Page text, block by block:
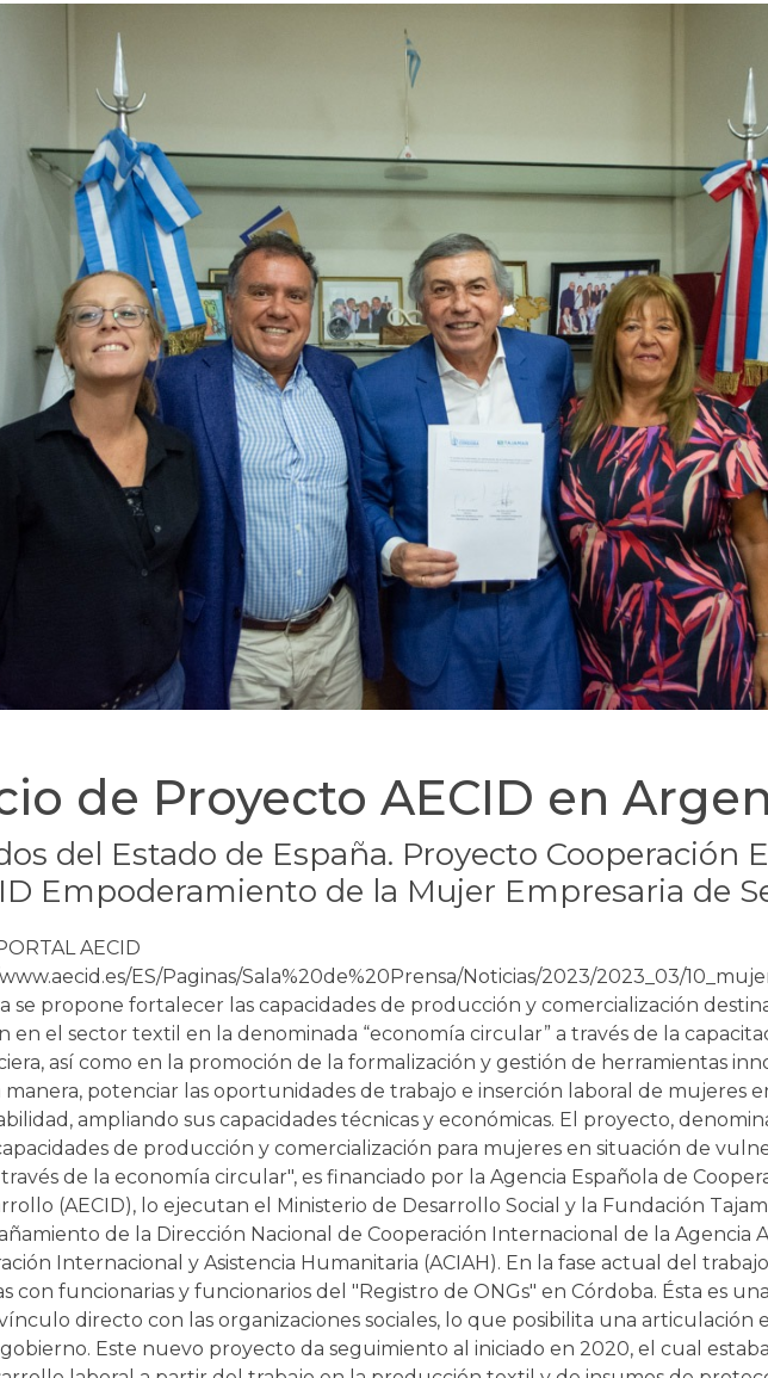
de Proyecto AECID en
del Estado de España. Proyecto Cooperación
Empoderamiento de la Mujer Empresaria de
AECID
ES/Paginas/Sala%20de%20Prensa/Noticias/2023/2023_03/
se propone fortalecer las capacidades de producción y comercialización
en el sector textil en la denominada “economía circular” a través de la
así como en la promoción de la formalización y gestión de herramientas
manera, potenciar las oportunidades de trabajo e inserción laboral de mujeres
ampliando sus capacidades técnicas y económicas. El proyecto,
de producción y comercialización para mujeres en situación de
de la economía circular", es financiado por la Agencia Española de
(AECID), lo ejecutan el Ministerio de Desarrollo Social y la Fundación
de la Dirección Nacional de Cooperación Internacional de la Agencia
Internacional y Asistencia Humanitaria (ACIAH). En la fase actual del
con funcionarias y funcionarios del "Registro de ONGs" en Córdoba. Ésta es
directo con las organizaciones sociales, lo que posibilita una articulación
Este nuevo proyecto da seguimiento al iniciado en 2020, el cual